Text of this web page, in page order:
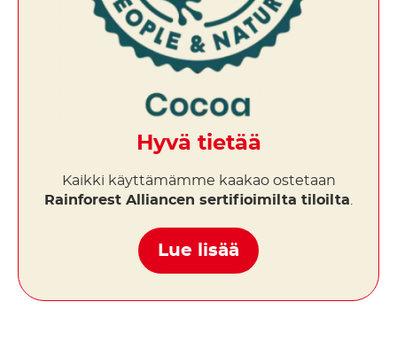
Hyvä tietää
Kaikki käyttämämme kaakao ostetaan
Rainforest Alliancen sertifioimilta tiloilta
Lue lisää